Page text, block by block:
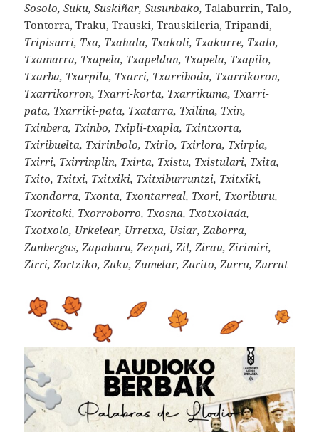
Sosolo, Suku, Suskiñar, Susunbako, Talaburrin, Talo,
Tontorra, Traku, Trauski, Trauskileria, Tripandi,
Tripisurri, Txa, Txahala, Txakoli, Txakurre, Txalo,
Txamarra, Txapela, Txapeldun, Txapela, Txapilo,
Txarba, Txarpila, Txarri, Txarriboda, Txarrikoron,
Txarrikorron, Txarri-korta, Txarrikuma, Txarri-
pata, Txarriki-pata, Txatarra, Txilina, Txin,
Txinbera, Txinbo, Txipli-txapla, Txintxorta,
Txiribuelta, Txirinbolo, Txirlo, Txirlora, Txirpia,
Txirri, Txirrinplin, Txirta, Txistu, Txistulari, Txita,
Txito, Txitxi, Txitxiki, Txitxiburruntzi, Txitxiki,
Txondorra, Txonta, Txontarreal, Txori, Txoriburu,
Txoritoki, Txorroborro, Txosna, Txotxolada,
Txotxolo, Urkelear, Urretxa, Usiar, Zaborra,
Zanbergas, Zapaburu, Zezpal, Zil, Zirau, Zirimiri,
Zirri, Zortziko, Zuku, Zumelar, Zurito, Zurru, Zurrut